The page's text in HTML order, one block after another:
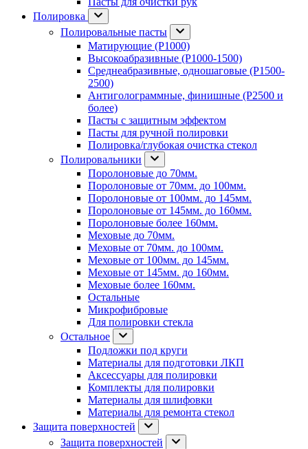
Полировка
Полировальные пасты
Матирующие (P1000)
Высокоабразивные (P1000-1500)
Среднеабразивные, одношаговые (P1500-
2500)
Антиголограммные, финишные (P2500 и
более)
Пасты с защитным эффектом
Пасты для ручной полировки
Полировка/глубокая очистка стекол
Полировальники
Поролоновые до 70мм.
Поролоновые от 70мм. до 100мм.
Поролоновые от 100мм. до 145мм.
Поролоновые от 145мм. до 160мм.
Поролоновые более 160мм.
Меховые до 70мм.
Меховые от 70мм. до 100мм.
Меховые от 100мм. до 145мм.
Меховые от 145мм. до 160мм.
Меховые более 160мм.
Остальные
Микрофибровые
Для полировки стекла
Остальное
Подложки под круги
Материалы для подготовки ЛКП
Аксессуары для полировки
Комплекты для полировки
Материалы для шлифовки
Материалы для ремонта стекол
Защита поверхностей
Защита поверхностей